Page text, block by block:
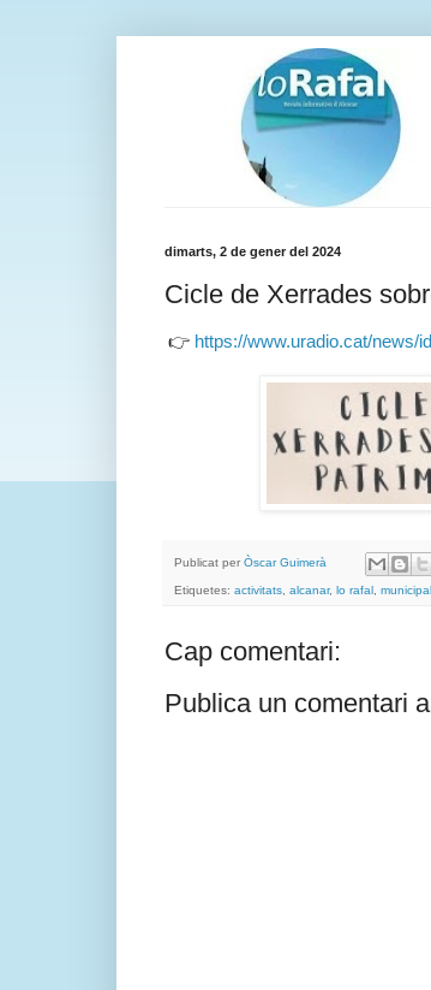
dimarts, 2 de gener del 2024
Cicle de Xerrades
👉 https://www.uradio.cat/news/
Publicat per Òscar Guimerà
Etiquetes: activitats, alcanar, lo rafal, municipal
Cap comentari:
Publica un comentari